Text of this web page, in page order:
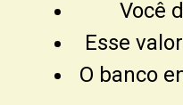
Você
Esse
O banco